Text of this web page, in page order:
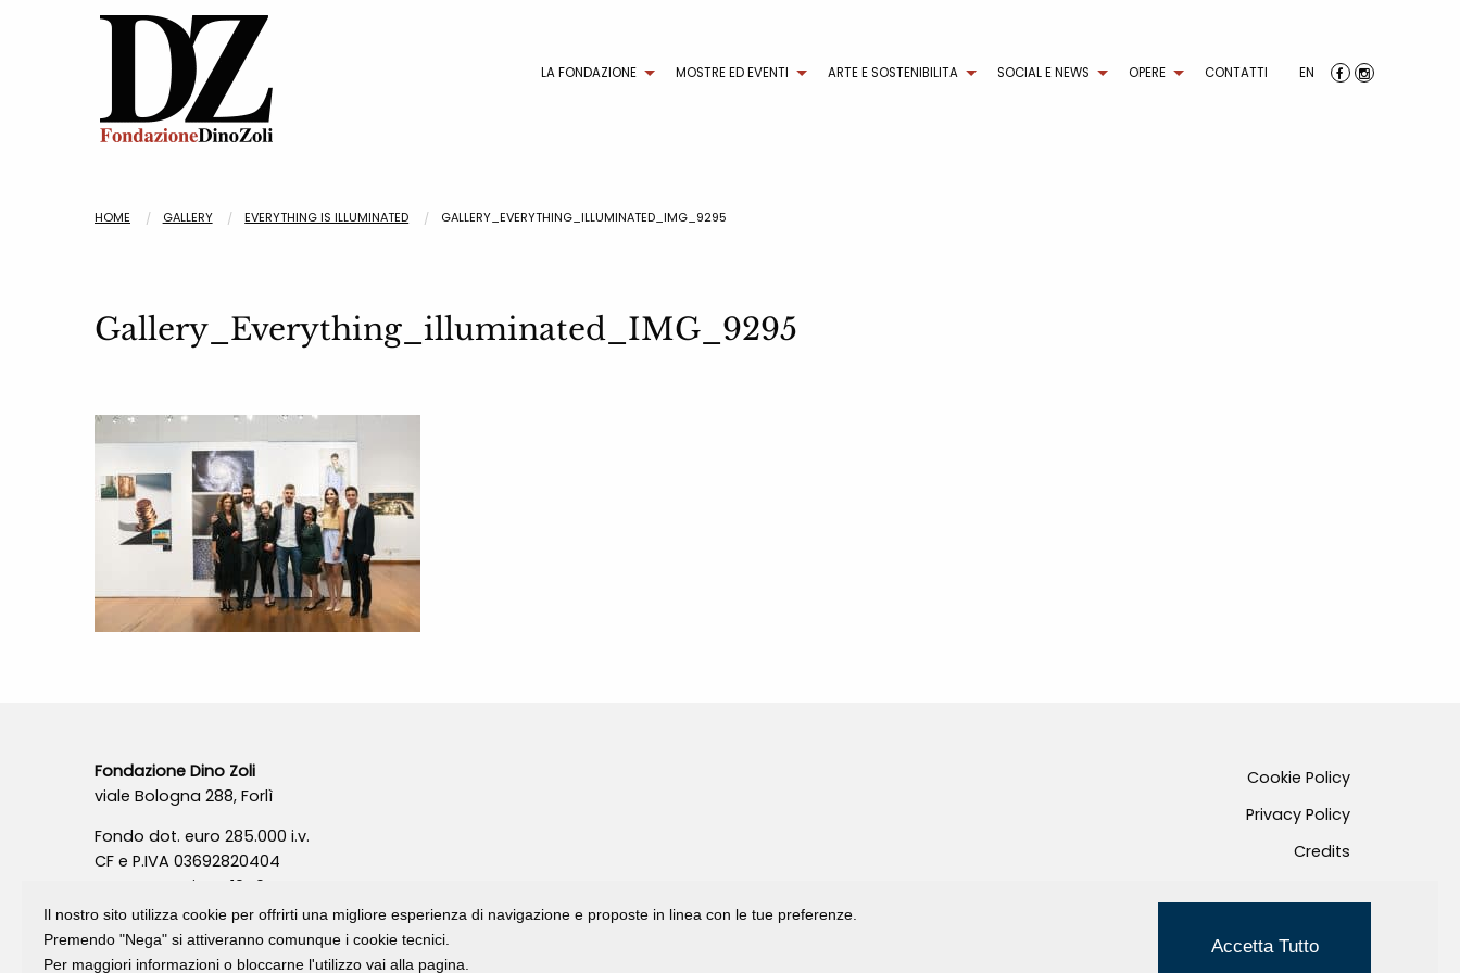
LA FONDAZIONE MOSTRE ED EVENTI ARTE E SOSTENIBILITA SOCIAL E NEWS OPERE CONTATTI EN
HOME GALLERY EVERYTHING IS ILLUMINATED GALLERY_EVERYTHING_ILLUMINATED_IMG_9295
Gallery_Everything_illuminated_IMG_9295
Fondazione Dino Zoli
viale Bologna 288, Forlì
Fondo dot. euro 285.000 i.v.
CF e P.IVA 03692820404
Isc.Reg Per.Giu. n. 10404
Cookie Policy
Privacy Policy
Credits
Il nostro sito utilizza cookie per offrirti una migliore esperienza di navigazione e proposte in linea con le tue preferenze.
Premendo "Nega" si attiveranno comunque i cookie tecnici.
Per maggiori informazioni o bloccarne l'utilizzo vai alla pagina.
Accetta Tutto